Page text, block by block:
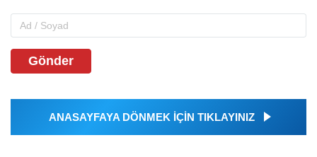
Gönder
ANASAYFAYA DÖNMEK İÇİN TIKLAYINIZ